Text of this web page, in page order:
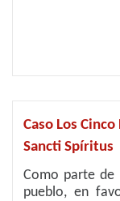
Caso Los
Sancti Spíritus
Como parte de
pueblo, en